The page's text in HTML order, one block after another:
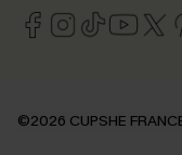
©2026 CUPSHE
En soumettant votre
marketing (y compris
personnaliser nos